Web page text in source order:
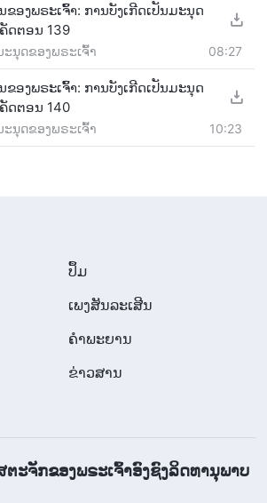
ຂອງພຣະເຈົ້າ: ການບັງເກີດເປັນມະນຸດ
ດຕອນ 139
ະນຸດຂອງພຣະເຈົ້າ 08:27
ຂອງພຣະເຈົ້າ: ການບັງເກີດເປັນມະນຸດ
ດຕອນ 140
ະນຸດຂອງພຣະເຈົ້າ 10:23
ປຶ້ມ
ເພງສັນລະເສີນ
ຄຳພະຍານ
ຂ່າວສານ
ະຈັກຂອງພຣະເຈົ້າອົງຊົງລິດທານຸພາບ